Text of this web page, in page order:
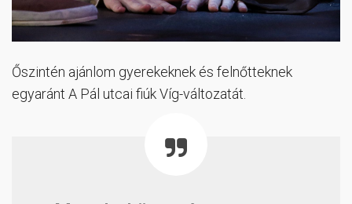
Őszintén ajánlom gyerekeknek és felnőtteknek
egyaránt A Pál utcai fiúk Víg-változatát.